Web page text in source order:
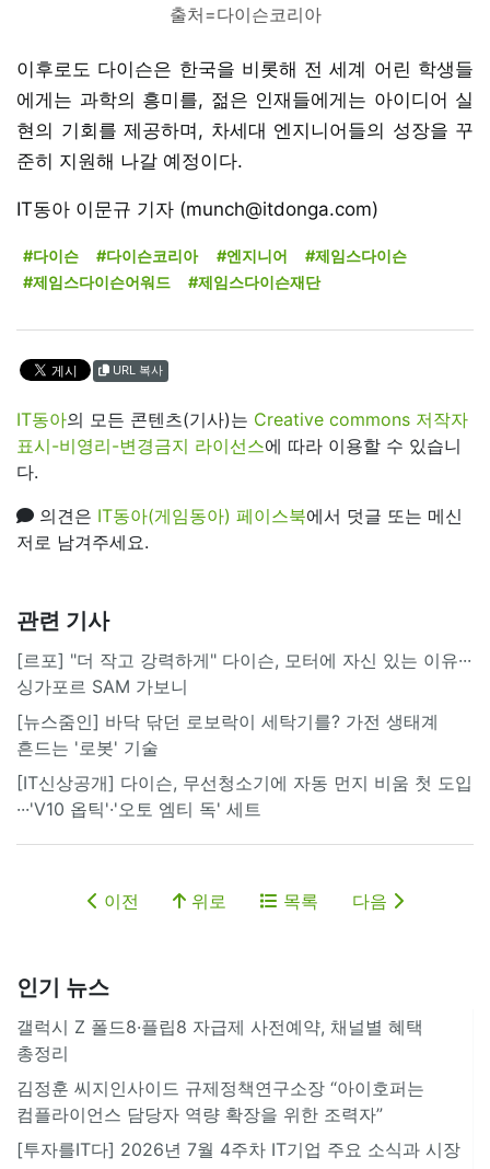
출처=다이슨코리아
이후로도 다이슨은 한국을 비롯해 전 세계 어린 학생들
에게는 과학의 흥미를, 젊은 인재들에게는 아이디어 실
현의 기회를 제공하며, 차세대 엔지니어들의 성장을 꾸
준히 지원해 나갈 예정이다.
IT동아 이문규 기자 (munch@itdonga.com)
#다이슨 #다이슨코리아 #엔지니어
#제임스다이슨
#제임스다이슨어워드
#제임스다이슨재단
URL 복사
IT동아의 모든 콘텐츠(기사)는 Creative commons 저작자
표시-비영리-변경금지 라이선스에 따라 이용할 수 있습니
다.
의견은 IT동아(게임동아) 페이스북에서 덧글 또는 메신
저로 남겨주세요.
관련 기사
[르포] "더 작고 강력하게" 다이슨, 모터에 자신 있는 이유···
싱가포르 SAM 가보니
[뉴스줌인] 바닥 닦던 로보락이 세탁기를? 가전 생태계
흔드는 '로봇' 기술
[IT신상공개] 다이슨, 무선청소기에 자동 먼지 비움 첫 도입
···'V10 옵틱'·'오토 엠티 독' 세트
이전 위로 목록 다음
인기 뉴스
갤럭시 Z 폴드8·플립8 자급제 사전예약, 채널별 혜택
총정리
김정훈 씨지인사이드 규제정책연구소장 “아이호퍼는
컴플라이언스 담당자 역량 확장을 위한 조력자”
[투자를IT다] 2026년 7월 4주차 IT기업 주요 소식과 시장